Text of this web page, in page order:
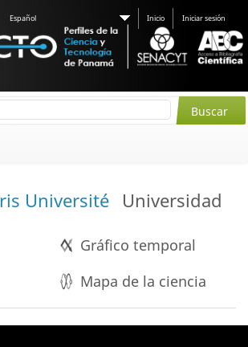
Español Inicio Iniciar sesión
Université Universidad
Gráfico temporal
Mapa de la ciencia